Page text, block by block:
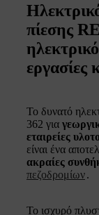
πίεσης
εργασίες
Το δυνατό
362 για
εταιρείες
είναι ένα
ακραίες
πεζοδρομίων.
Το ισχυρό